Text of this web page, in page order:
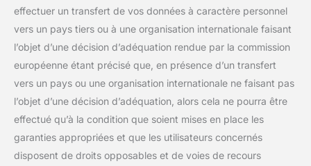
effectuer un transfert de vos données à caractère personnel
vers un pays tiers ou à une organisation internationale faisant
l’objet d’une décision d’adéquation rendue par la commission
européenne étant précisé que, en présence d’un transfert
vers un pays ou une organisation internationale ne faisant pas
l’objet d’une décision d’adéquation, alors cela ne pourra être
effectué qu’à la condition que soient mises en place les
garanties appropriées et que les utilisateurs concernés
disposent de droits opposables et de voies de recours